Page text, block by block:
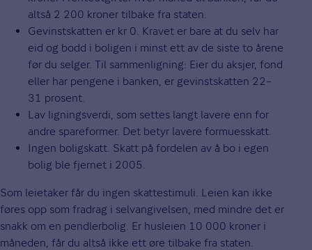
altså 2 200 kroner tilbake fra staten.
Gevinstskatten er kr 0. Kravet er bare at du selv har
eid og bodd i boligen i minst ett av de siste to årene
før du selger. Til sammenligning: Eier du aksjer, fond
eller har pengene i banken, er gevinstskatten 22–
31 prosent.
Lav ligningsverdi, som settes langt lavere enn for
andre spareformer. Det betyr lavere formuesskatt.
Ingen boligskatt. Skatt på fordelen av å bo i egen
bolig ble fjernet i 2005.
Som leietaker får du ingen skattestimuli. Leien kan ikke
føres opp som fradrag i selvangivelsen, med mindre det er
snakk om en pendlerbolig. Er husleien 10 000 kroner i
måneden, får du altså ikke ett øre tilbake fra staten.